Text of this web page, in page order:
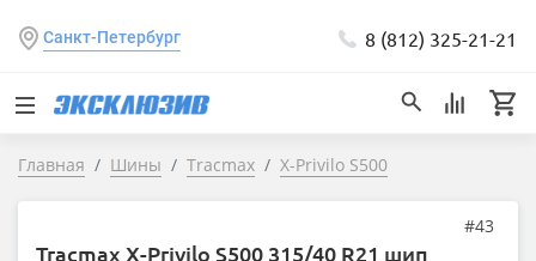
Санкт-Петербург 8 (812) 325-21-21
Главная Шины Tracmax X-Privilo S500
#43
Tracmax X-Privilo S500 315/40 R21 шип